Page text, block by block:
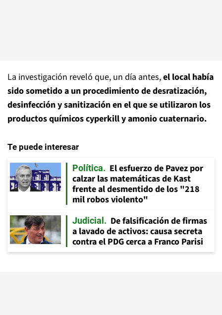
La investigación reveló que, un día antes,el local había
sido sometido a un procedimiento de desratización,
desinfección y sanitización en el que se utilizaron los
productos químicos cyperkill y amonio cuaternario.
Te puede interesar
Política
El esfuerzo de Pavez por
calzar las matemáticas de Kast
frente al desmentido de los "218
mil robos violento"
Judicial
De falsificación de firmas
a lavado de activos: causa secreta
contra el PDG cerca a Franco Parisi